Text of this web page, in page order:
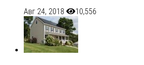
Авг 24, 2018 10,556